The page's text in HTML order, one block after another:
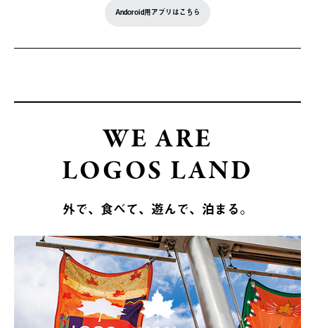
Andoroid用アプリはこちら
WE ARE
LOGOS LAND
外で、食べて、遊んで、泊まる。